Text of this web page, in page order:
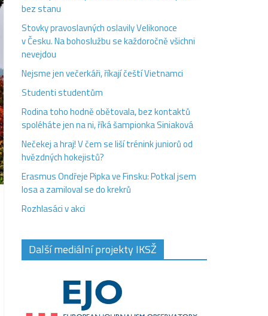
bez stanu
Stovky pravoslavných oslavily Velikonoce
v Česku. Na bohoslužbu se každoročně všichni
nevejdou
Nejsme jen večerkáři, říkají čeští Vietnamci
Studenti studentům
Rodina toho hodně obětovala, bez kontaktů
spoléháte jen na ni, říká šampionka Siniaková
Nečekej a hraj! V čem se liší trénink juniorů od
hvězdných hokejistů?
Erasmus Ondřeje Pipka ve Finsku: Potkal jsem
losa a zamiloval se do krekrů
Rozhlasáci v akci
Další mediální projekty IKSŽ